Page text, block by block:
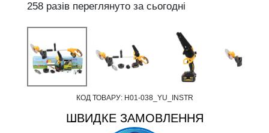
258 разів переглянуто за сьогодні
КОД ТОВАРУ: Н01-038_YU_INSTR
ШВИДКЕ ЗАМОВЛЕННЯ